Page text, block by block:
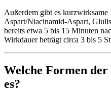
Außerdem gibt es
Aspart/Niacinamid-Aspart,
bereits etwa 5 bis 15 Minuten
Wirkdauer beträgt circa 3 bis 5
Welche Formen
es?